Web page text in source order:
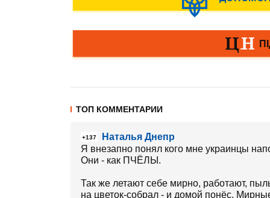
ТОП КОММЕНТАРИИ
+137
Наталья Днепр
Я внезапно понял кого мне украинцы
Они - как ПЧЁЛЫ.
Так же летают себе мирно, работают,
на цветок-собрал - и домой понёс.